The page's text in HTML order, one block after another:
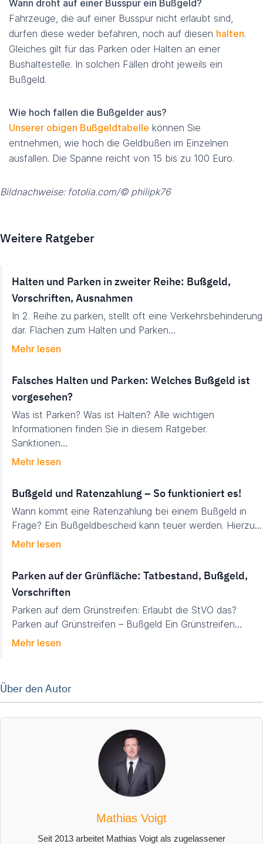
Wann droht auf einer Busspur ein Bußgeld?
Fahrzeuge, die auf einer Busspur nicht erlaubt sind,
dürfen diese weder befahren, noch auf diesen halten.
Gleiches gilt für das Parken oder Halten an einer
Bushaltestelle. In solchen Fällen droht jeweils ein
Bußgeld.
Wie hoch fallen die Bußgelder aus?
Unserer obigen Bußgeldtabelle können Sie
entnehmen, wie hoch die Geldbußen im Einzelnen
ausfallen. Die Spanne reicht von 15 bis zu 100 Euro.
Bildnachweise: fotolia.com/© philipk76
Weitere Ratgeber
Halten und Parken in zweiter Reihe: Bußgeld,
Vorschriften, Ausnahmen
In 2. Reihe zu parken, stellt oft eine Verkehrsbehinderung
dar. Flächen zum Halten und Parken…
Mehr lesen
Falsches Halten und Parken: Welches Bußgeld ist
vorgesehen?
Was ist Parken? Was ist Halten? Alle wichtigen
Informationen finden Sie in diesem Ratgeber.
Sanktionen…
Mehr lesen
Bußgeld und Ratenzahlung – So funktioniert es!
Wann kommt eine Ratenzahlung bei einem Bußgeld in
Frage? Ein Bußgeldbescheid kann teuer werden. Hierzu…
Mehr lesen
Parken auf der Grünfläche: Tatbestand, Bußgeld,
Vorschriften
Parken auf dem Grünstreifen: Erlaubt die StVO das?
Parken auf Grünstreifen – Bußgeld Ein Grünstreifen…
Mehr lesen
Über den Autor
Mathias Voigt
Seit 2013 arbeitet Mathias Voigt als zugelassener